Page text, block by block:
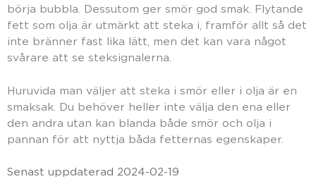
börja bubbla. Dessutom ger smör god smak. Flytande
fett som olja är utmärkt att steka i, framför allt så det
inte bränner fast lika lätt, men det kan vara något
svårare att se steksignalerna.
Huruvida man väljer att steka i smör eller i olja är en
smaksak. Du behöver heller inte välja den ena eller
den andra utan kan blanda både smör och olja i
pannan för att nyttja båda fetternas egenskaper.
Senast uppdaterad 2024-02-19